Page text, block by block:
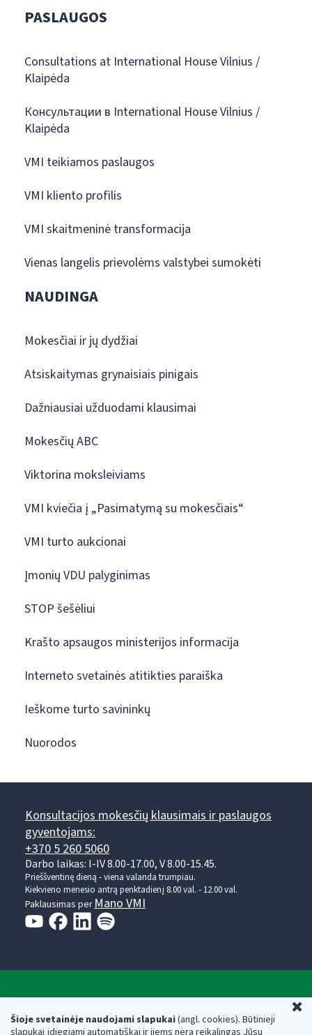
Šioje svetainėje naudojami slapukai(angl. cookies). Būtinieji
slapukai įdiegiami automatiškai ir jiems nėra reikalingas Jūsų
PASLAUGOS
Consultations at International House Vilnius /
Klaipėda
Консультации в International House Vilnius /
Klaipėda
VMI teikiamos paslaugos
VMI kliento profilis
VMI skaitmeninė transformacija
Vienas langelis prievolėms valstybei sumokėti
NAUDINGA
Mokesčiai ir jų dydžiai
Atsiskaitymas grynaisiais pinigais
Dažniausiai užduodami klausimai
Mokesčių ABC
Viktorina moksleiviams
VMI kviečia į „Pasimatymą su mokesčiais“
VMI turto aukcionai
Įmonių VDU palyginimas
STOP šešėliui
Krašto apsaugos ministerijos informacija
Interneto svetainės atitikties paraiška
Ieškome turto savininkų
Nuorodos
Konsultacijos mokesčių klausimais ir paslaugos
gyventojams:
+370 5 260 5060
Darbo laikas: I-IV 8.00-17.00, V 8.00-15.45.
Prieššventinę dieną - viena valanda trumpiau.
Kiekvieno mėnesio antrą penktadienį 8.00 val. - 12.00 val.
Paklausimas per Mano VMI
Respublikos finansų ministerijos